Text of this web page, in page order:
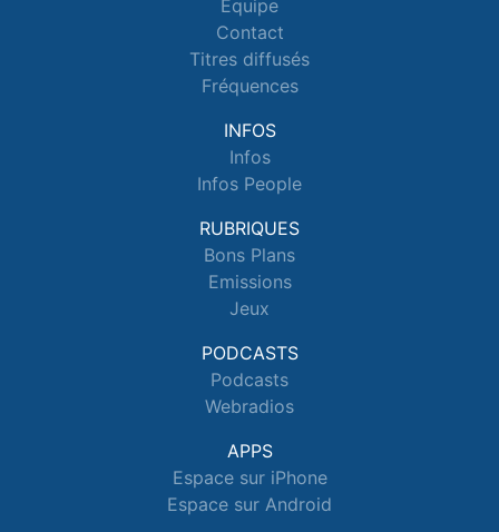
Equipe
Contact
Titres diffusés
Fréquences
INFOS
Infos
Infos People
RUBRIQUES
Bons Plans
Emissions
Jeux
PODCASTS
Podcasts
Webradios
APPS
Espace sur iPhone
Espace sur Android